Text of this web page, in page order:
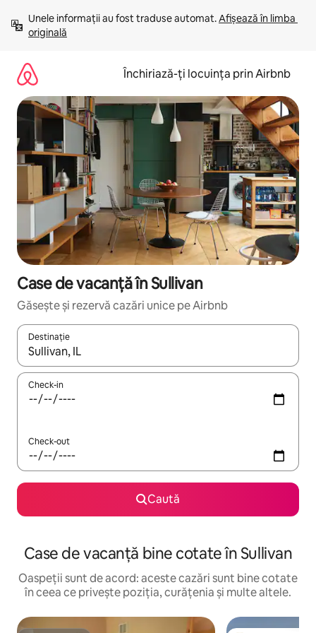
mergi
conținut
Unele informații au fost traduse automat. Afișează în limba
originală
Închiriază-ți locuința prin Airbnb
Case de vacanță în Sullivan
Găsește și rezervă cazări unice pe Airbnb
Destinație
Când se încarcă rezultatele, navighează folosind tastele
Check-in
Check-out
Caută
Case de vacanță bine cotate în Sullivan
Oaspeții sunt de acord: aceste cazări sunt bine cotate
în ceea ce privește poziția, curățenia și multe altele.